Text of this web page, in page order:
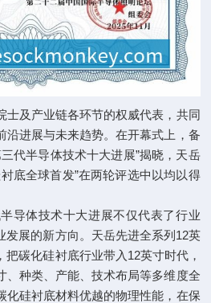
及产业链各环节的权威代表，共同
沿进展与未来趋势。在开幕式上，备
代半导体技术十大进展”揭晓，天岳
底全球首发”在两轮评选中以均以得
体技术十大进展不仅代表了行业
发展的新方向。天岳先进全系列12英
碳化硅衬底行业带入12英寸时代，
、种类、产能、技术布局等多维度全
化硅衬底材料优越的物理性能，在保